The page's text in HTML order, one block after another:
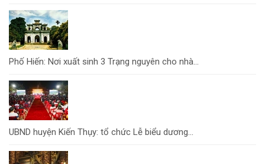
Phố Hiến: Nơi xuất sinh 3 Trạng nguyên cho nhà...
UBND huyện Kiến Thụy: tổ chức Lễ biểu dương...